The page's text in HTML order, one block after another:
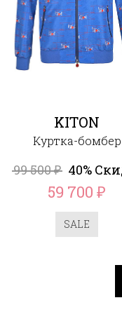
KITON
Куртка-бомбер
99 500₽ 40%
59 700₽
SALE